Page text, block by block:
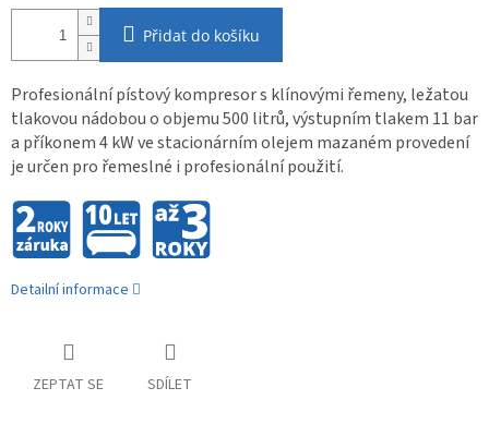
Přidat do košíku
Profesionální pístový kompresor s klínovými řemeny, ležatou
tlakovou nádobou o objemu 500 litrů, výstupním tlakem 11 bar
a příkonem 4 kW ve stacionárním olejem mazaném provedení
je určen pro řemeslné i profesionální použití.
Detailní informace
ZEPTAT SE SDÍLET